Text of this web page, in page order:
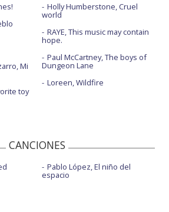
Mi
toy
Holly Humberstone, Cruel
world
RAYE, This music may contain
hope.
Paul McCartney, The boys of
Dungeon Lane
Loreen, Wildfire
CANCIONES
Pablo López, El niño del
espacio